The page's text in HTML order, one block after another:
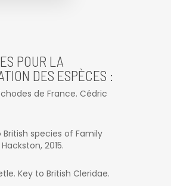
POUR LA
DES ESPÈCES :
de France. Cédric
British species of Family
2015.
Key to British Cleridae.